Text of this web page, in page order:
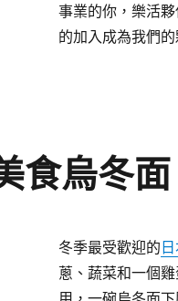
事業的你，樂活
的加入成為我們的
食烏冬面
冬季最受歡迎的
蔥、蔬菜和一個